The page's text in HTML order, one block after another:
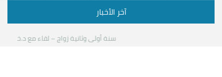
آخر الأخبار
سنة أولى وثانية زواج – لقاء مع د.خالد الحليبي